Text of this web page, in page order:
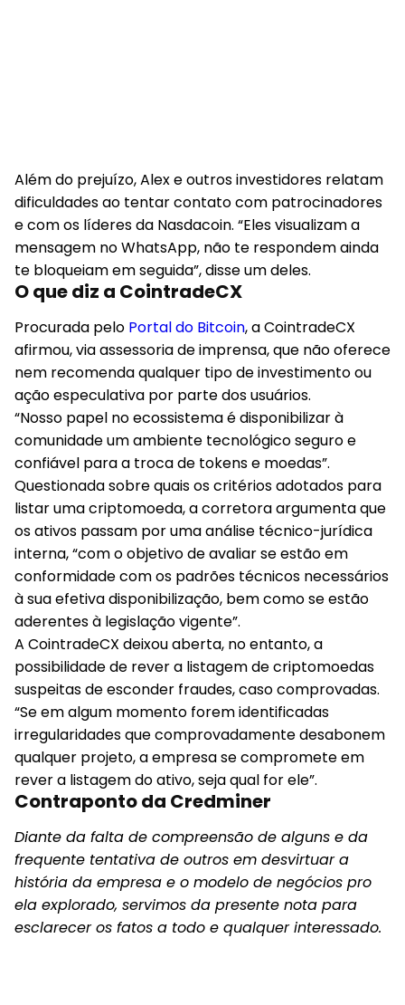
Além do prejuízo, Alex e outros investidores relatam
dificuldades ao tentar contato com patrocinadores
e com os líderes da Nasdacoin. “Eles visualizam a
mensagem no WhatsApp, não te respondem ainda
te bloqueiam em seguida”, disse um deles.
O que diz a CointradeCX
Procurada pelo Portal do Bitcoin, a CointradeCX
afirmou, via assessoria de imprensa, que não oferece
nem recomenda qualquer tipo de investimento ou
ação especulativa por parte dos usuários.
“Nosso papel no ecossistema é disponibilizar à
comunidade um ambiente tecnológico seguro e
confiável para a troca de tokens e moedas”.
Questionada sobre quais os critérios adotados para
listar uma criptomoeda, a corretora argumenta que
os ativos passam por uma análise técnico-jurídica
interna, “com o objetivo de avaliar se estão em
conformidade com os padrões técnicos necessários
à sua efetiva disponibilização, bem como se estão
aderentes à legislação vigente”.
A CointradeCX deixou aberta, no entanto, a
possibilidade de rever a listagem de criptomoedas
suspeitas de esconder fraudes, caso comprovadas.
“Se em algum momento forem identificadas
irregularidades que comprovadamente desabonem
qualquer projeto, a empresa se compromete em
rever a listagem do ativo, seja qual for ele”.
Contraponto da Credminer
Diante da falta de compreensão de alguns e da
frequente tentativa de outros em desvirtuar a
história da empresa e o modelo de negócios pro
ela explorado, servimos da presente nota para
esclarecer os fatos a todo e qualquer interessado.